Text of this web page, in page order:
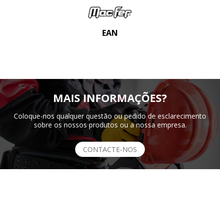
EAN
MAIS INFORMAÇÕES?
Coloque-nos qualquer questão ou pedido de esclarecimento
sobre os nossos produtos ou a nossa empresa.
CONTACTE-NOS